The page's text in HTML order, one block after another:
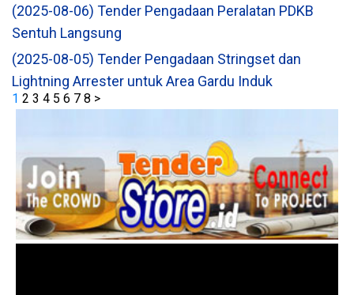
(2025-08-06) Tender Pengadaan Peralatan PDKB
Sentuh Langsung
(2025-08-05) Tender Pengadaan Stringset dan
Lightning Arrester untuk Area Gardu Induk
1 2 3 4 5 6 7 8 >